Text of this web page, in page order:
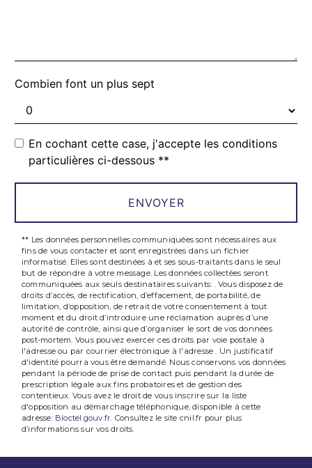
Combien font un plus sept
En cochant cette case, j'accepte les conditions
particulières ci-dessous **
ENVOYER
** Les données personnelles communiquées sont nécessaires aux
fins de vous contacter et sont enregistrées dans un fichier
informatisé. Elles sont destinées à et ses sous-traitants dans le seul
but de répondre à votre message. Les données collectées seront
communiquées aux seuls destinataires suivants: . Vous disposez de
droits d’accès, de rectification, d’effacement, de portabilité, de
limitation, d’opposition, de retrait de votre consentement à tout
moment et du droit d’introduire une réclamation auprès d’une
autorité de contrôle, ainsi que d’organiser le sort de vos données
post-mortem. Vous pouvez exercer ces droits par voie postale à
l'adresse ou par courrier électronique à l'adresse . Un justificatif
d'identité pourra vous être demandé. Nous conservons vos données
pendant la période de prise de contact puis pendant la durée de
prescription légale aux fins probatoires et de gestion des
contentieux. Vous avez le droit de vous inscrire sur la liste
d'opposition au démarchage téléphonique, disponible à cette
adresse: Bloctel.gouv.fr. Consultez le site cnil.fr pour plus
d’informations sur vos droits.